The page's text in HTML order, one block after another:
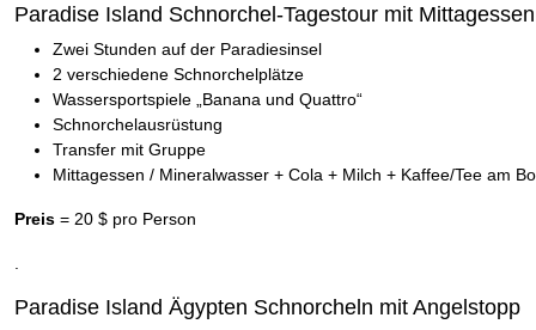
Paradise Island Schnorchel-Tagestour mit Mittagessen
Zwei Stunden auf der Paradiesinsel
2 verschiedene Schnorchelplätze
Wassersportspiele „Banana und Quattro“
Schnorchelausrüstung
Transfer mit Gruppe
Mittagessen / Mineralwasser + Cola + Milch + Kaffee/Tee am
Preis = 20 $ pro Person
Paradise Island Ägypten Schnorcheln mit Angelstopp